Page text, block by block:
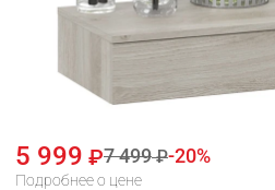
5 999 7 499 20
Подробнее о цене